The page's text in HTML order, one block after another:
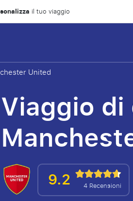
il tuo viaggio
United
Viaggio
9.2 4 Recensioni